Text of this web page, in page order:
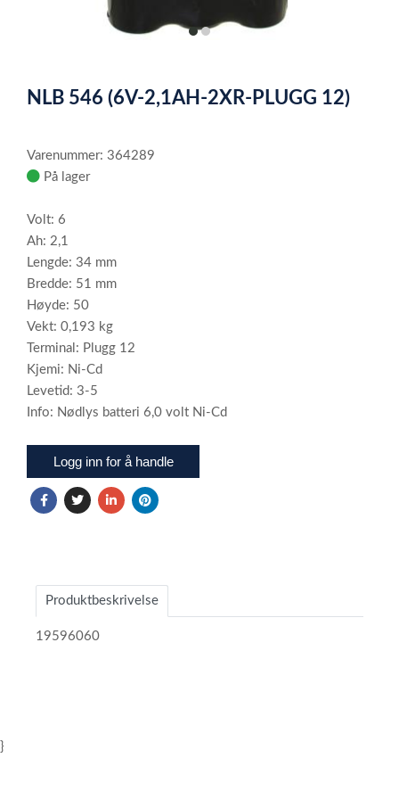
itemitem
of
NLB 546 (6V-2,1AH-2XR-PLUGG 12)
Varenummer: 364289
På lager
Volt: 6
Ah: 2,1
Lengde: 34 mm
Bredde: 51 mm
Høyde: 50
Vekt: 0,193 kg
Terminal: Plugg 12
Kjemi: Ni-Cd
Levetid: 3-5
Info: Nødlys batteri 6,0 volt Ni-Cd
Logg inn for å handle
Produktbeskrivelse
19596060
}